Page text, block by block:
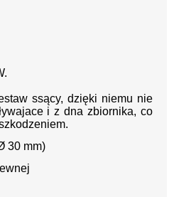
ssący, dzięki niemu nie
i z dna zbiornika, co
30 mm)